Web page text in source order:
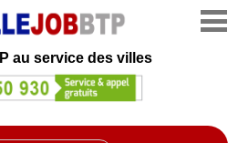
au service des villes